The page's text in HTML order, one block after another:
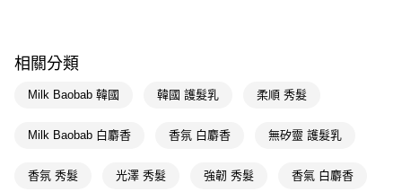
【關於「AFTEE先享後付」】
便利好安心！
２．便利：只要手機號碼，簡訊認證，即可結帳。
【「AFTEE先享後付」結帳流程】
每筆NT$65，滿NT$390(含以上)免運費
相關分類
Milk Baobab 韓國 韓國 護髮乳 柔順 秀髮
Milk Baobab 白麝香 香氛 白麝香 無矽靈 護髮乳
香氛 秀髮 光澤 秀髮 強韌 秀髮 香氣 白麝香